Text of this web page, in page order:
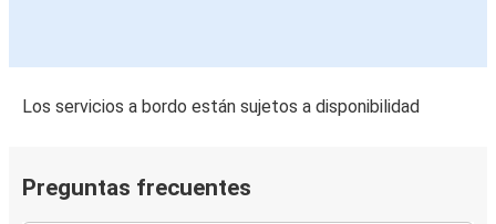
Los servicios a bordo están sujetos a disponibilidad
Preguntas frecuentes